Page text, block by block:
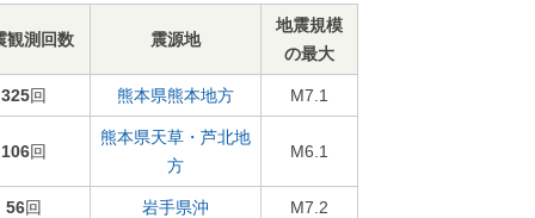
観測回数 震源地
地震規模
の最大
325回 熊本県熊本地方 M7.1
106回
熊本県天草・芦北地
方
M6.1
56回 岩手県沖 M7.2